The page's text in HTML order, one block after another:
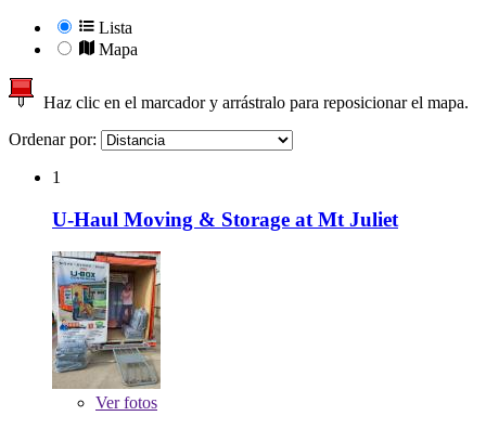
Lista
Mapa
Haz clic en el marcador y arrástralo para reposicionar el mapa.
Ordenar por:
1
U-Haul Moving & Storage at Mt Juliet
Verfotos